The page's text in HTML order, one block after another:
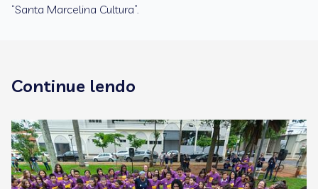
“Santa Marcelina Cultura”.
Continue lendo